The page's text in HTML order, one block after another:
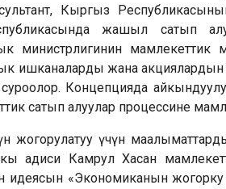
Кыргыз
жашыл сатып
министрлигинин мамлекеттик
ишканаларды жана
Концепцияда
сатып алуулар процессине
жогорулатуу үчүн
адиси Камрул Хасан
идеясын «Экономиканын